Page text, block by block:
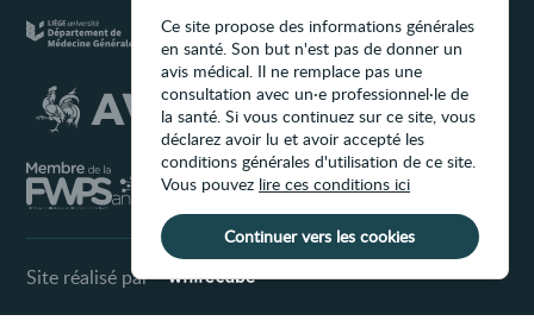
Site réalisé par
Ce site propose des informations générales
en santé. Son but n'est pas de donner un
avis médical. Il ne remplace pas une
consultation avec un·e professionnel·le de
la santé. Si vous continuez sur ce site, vous
déclarez avoir lu et avoir accepté les
conditions générales d'utilisation de ce site.
Vous pouvez lire ces conditions ici
Continuer vers les cookies